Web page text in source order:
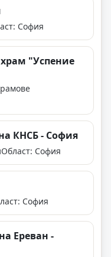
София
"Успение
КНСБ - София
Област: София
София
Ереван -